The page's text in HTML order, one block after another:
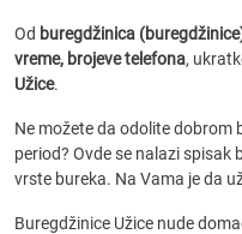
Od buregdžinica
vreme, brojeve telefona,
Užice.
Ne možete da odolite dobrom
period? Ovde se nalazi spisak
vrste bureka. Na Vama je da
Buregdžinice Užice nude